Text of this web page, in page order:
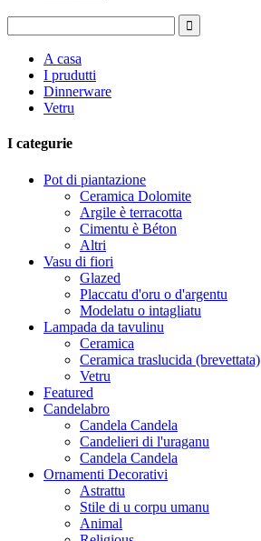
A casa
I prudutti
Dinnerware
Vetru
I categurie
Pot di piantazione
Ceramica Dolomite
Argile è terracotta
Cimentu è Béton
Altri
Vasu di fiori
Glazed
Placcatu d'oru o d'argentu
Modelatu o intagliatu
Lampada da tavulinu
Ceramica
Ceramica traslucida (brevettata)
Vetru
Featured
Candelabro
Candela Candela
Candelieri di l'uraganu
Candela Candela
Ornamenti Decorativi
Astrattu
Stile di u corpu umanu
Animal